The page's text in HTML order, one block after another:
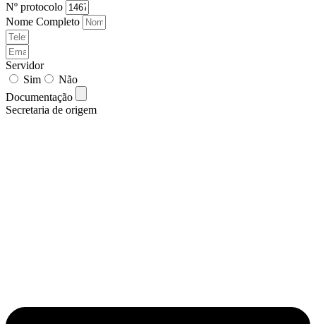
Nº protocolo
Nome Completo
Servidor
Sim
Não
Documentação
Secretaria de origem